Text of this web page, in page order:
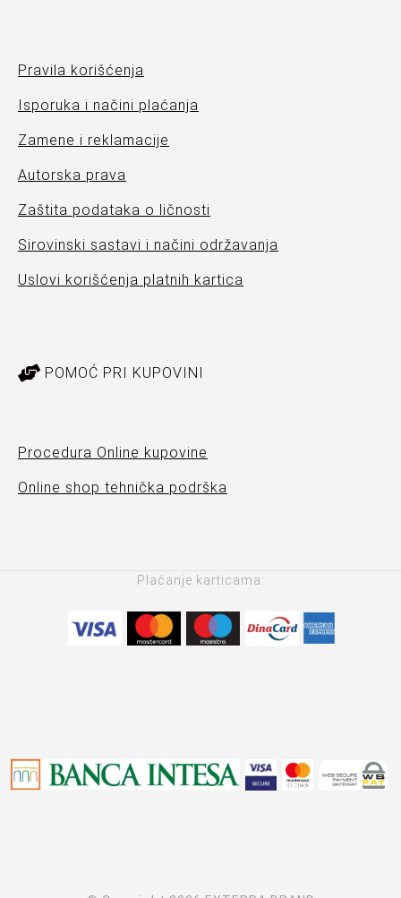
Pravila korišćenja
Isporuka i načini plaćanja
Zamene i reklamacije
Autorska prava
Zaštita podataka o ličnosti
Sirovinski sastavi i načini održavanja
Uslovi korišćenja platnih kartica
POMOĆ PRI KUPOVINI
Procedura Online kupovine
Online shop tehnička podrška
Plaćanje karticama: